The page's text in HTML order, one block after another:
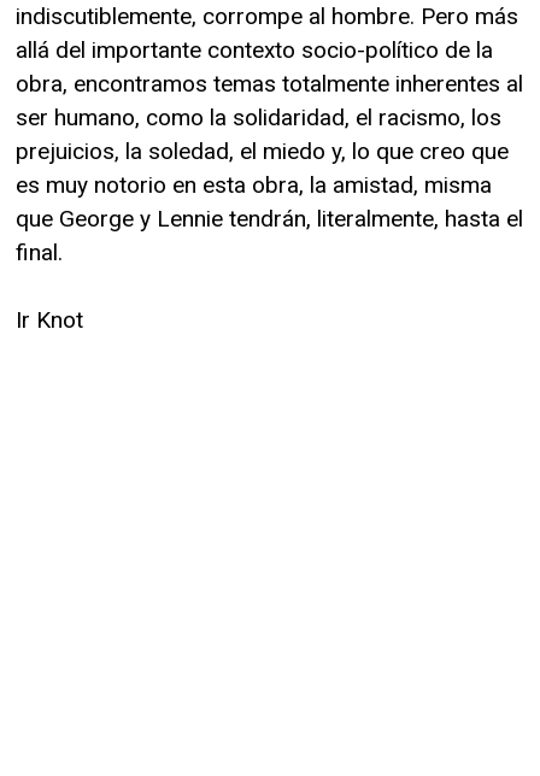
indiscutiblemente, corrompe al hombre. Pero más
allá del importante contexto socio-político de la
obra, encontramos temas totalmente inherentes al
ser humano, como la solidaridad, el racismo, los
prejuicios, la soledad, el miedo y, lo que creo que
es muy notorio en esta obra, la amistad, misma
que George y Lennie tendrán, literalmente, hasta el
final.
Ir Knot